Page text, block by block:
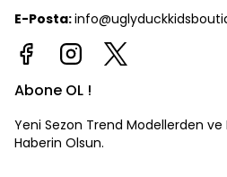
E-Posta:
Abone OL !
Yeni Sezon Trend Modellerden
Haberin Olsun.